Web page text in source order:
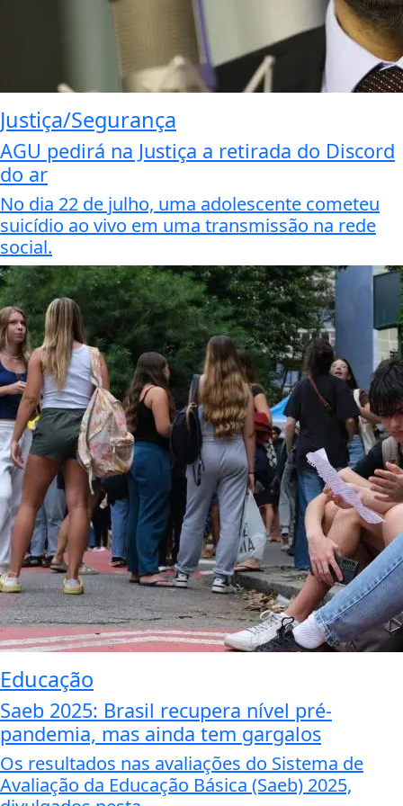
Justiça/Segurança
AGU pedirá na Justiça a retirada do Discord
do ar
No dia 22 de julho, uma adolescente cometeu
suicídio ao vivo em uma transmissão na rede
social.
Educação
Saeb 2025: Brasil recupera nível pré-
pandemia, mas ainda tem gargalos
Os resultados nas avaliações do Sistema de
Avaliação da Educação Básica (Saeb) 2025,